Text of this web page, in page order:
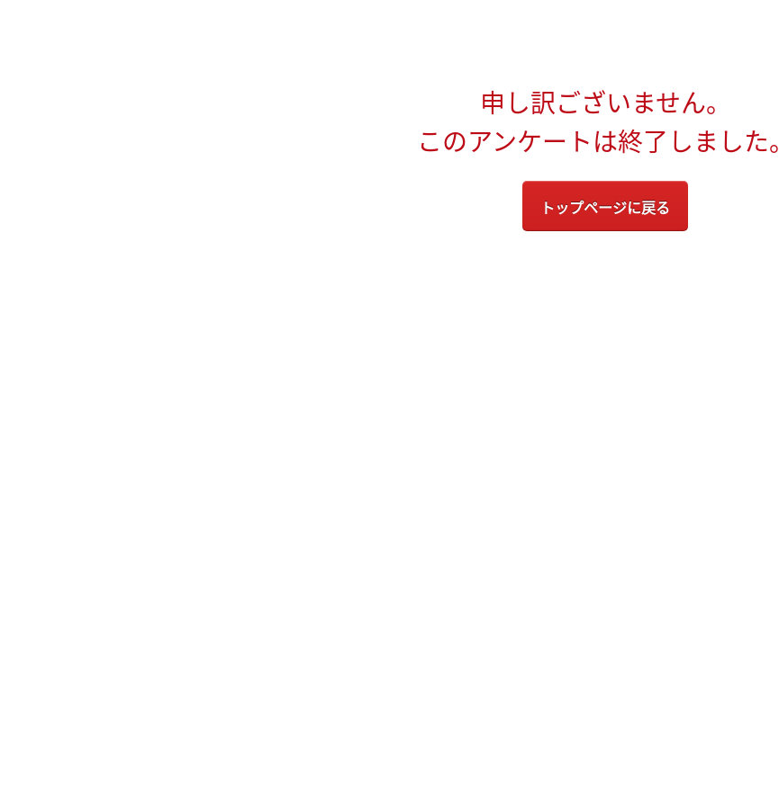
申し訳ございません。
このアンケートは終了しました。
トップページに戻る